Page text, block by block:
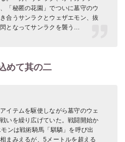
「秘匿の花園」でついに墓守のウ
合うサンラクとウェザエモン、抜
となってサンラクを襲う…
めて其の二
イテムを駆使しながら墓守のウェ
いを繰り広げていた。戦闘開始か
ンは戦術騎馬「騏驎」を呼び出
まみえるが、5メートルを超える